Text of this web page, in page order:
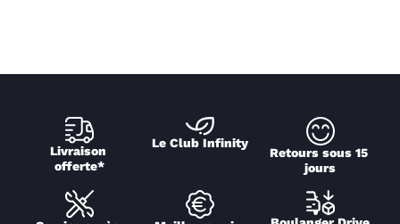
Livraison
offerte*
Le Club Infinity
Retours sous 15
jours